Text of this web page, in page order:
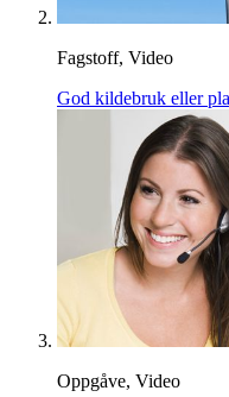
Fagstoff, Video
God kildebruk eller
Oppgåve, Video